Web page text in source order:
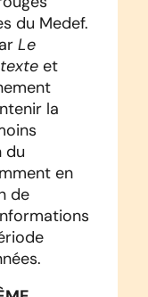
du Medef.
Le
et
la
du
en
de